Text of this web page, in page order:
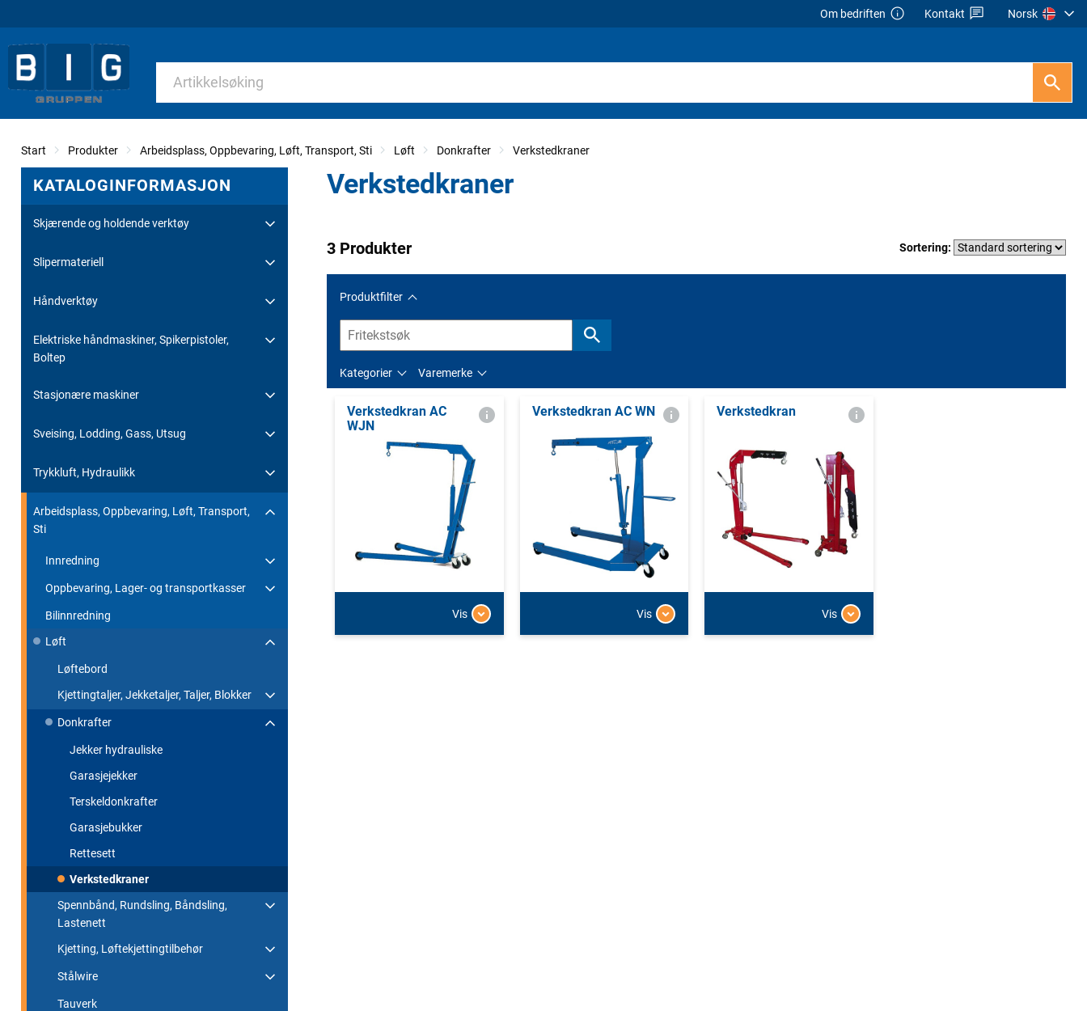
Om bedriften Kontakt Norsk
Start Produkter Arbeidsplass, Oppbevaring, Løft, Transport, Sti Løft Donkrafter Verkstedkraner
KATALOGINFORMASJON
Skjærende og holdende verktøy
Slipermateriell
Håndverktøy
Elektriske håndmaskiner, Spikerpistoler,
Boltep
Stasjonære maskiner
Sveising, Lodding, Gass, Utsug
Trykkluft, Hydraulikk
Arbeidsplass, Oppbevaring, Løft, Transport,
Sti
Innredning
Oppbevaring, Lager- og transportkasser
Bilinnredning
Løft
Løftebord
Kjettingtaljer, Jekketaljer, Taljer, Blokker
Donkrafter
Jekker hydrauliske
Garasjejekker
Terskeldonkrafter
Garasjebukker
Rettesett
Verkstedkraner
Spennbånd, Rundsling, Båndsling,
Lastenett
Kjetting, Løftekjettingtilbehør
Stålwire
Tauverk
Verkstedkraner
3 Produkter Sortering:
Produktfilter
Kategorier Varemerke
Verkstedkran AC
WJN
Vis
Verkstedkran AC WN
Vis
Verkstedkran
Vis